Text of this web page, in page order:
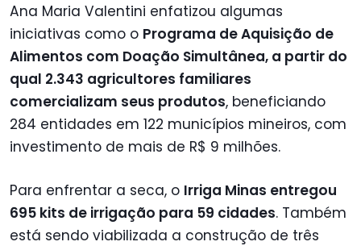
Ana Maria Valentini enfatizou algumas
iniciativas como o Programa de Aquisição de
Alimentos com Doação Simultânea, a partir do
qual 2.343 agricultores familiares
comercializam seus produtos, beneficiando
284 entidades em 122 municípios mineiros, com
investimento de mais de R$ 9 milhões.
Para enfrentar a seca, o Irriga Minas entregou
695 kits de irrigação para 59 cidades. Também
está sendo viabilizada a construção de três